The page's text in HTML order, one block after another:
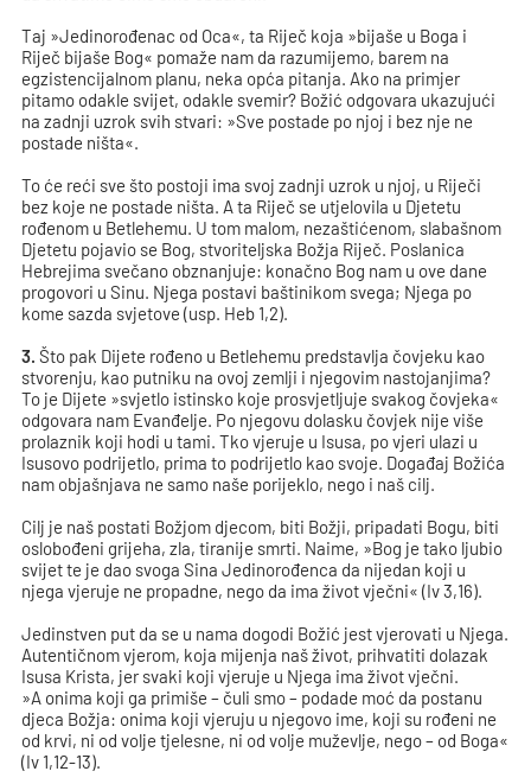
Taj »Jedinorođenac od Oca«, ta Riječ koja »bijaše u Boga i
Riječ bijaše Bog« pomaže nam da razumijemo, barem na
egzistencijalnom planu, neka opća pitanja. Ako na primjer
pitamo odakle svijet, odakle svemir? Božić odgovara ukazujući
na zadnji uzrok svih stvari: »Sve postade po njoj i bez nje ne
postade ništa«.
To će reći sve što postoji ima svoj zadnji uzrok u njoj, u Riječi
bez koje ne postade ništa. A ta Riječ se utjelovila u Djetetu
rođenom u Betlehemu. U tom malom, nezaštićenom, slabašnom
Djetetu pojavio se Bog, stvoriteljska Božja Riječ. Poslanica
Hebrejima svečano obznanjuje: konačno Bog nam u ove dane
progovori u Sinu. Njega postavi baštinikom svega; Njega po
kome sazda svjetove (usp. Heb 1,2).
3. Što pak Dijete rođeno u Betlehemu predstavlja čovjeku kao
stvorenju, kao putniku na ovoj zemlji i njegovim nastojanjima?
To je Dijete »svjetlo istinsko koje prosvjetljuje svakog čovjeka«
odgovara nam Evanđelje. Po njegovu dolasku čovjek nije više
prolaznik koji hodi u tami. Tko vjeruje u Isusa, po vjeri ulazi u
Isusovo podrijetlo, prima to podrijetlo kao svoje. Događaj Božića
nam objašnjava ne samo naše porijeklo, nego i naš cilj.
Cilj je naš postati Božjom djecom, biti Božji, pripadati Bogu, biti
oslobođeni grijeha, zla, tiranije smrti. Naime, »Bog je tako ljubio
svijet te je dao svoga Sina Jedinorođenca da nijedan koji u
njega vjeruje ne propadne, nego da ima život vječni« (Iv 3,16).
Jedinstven put da se u nama dogodi Božić jest vjerovati u Njega.
Autentičnom vjerom, koja mijenja naš život, prihvatiti dolazak
Isusa Krista, jer svaki koji vjeruje u Njega ima život vječni.
»A onima koji ga primiše – čuli smo – podade moć da postanu
djeca Božja: onima koji vjeruju u njegovo ime, koji su rođeni ne
od krvi, ni od volje tjelesne, ni od volje muževlje, nego – od Boga«
(Iv 1,12-13).